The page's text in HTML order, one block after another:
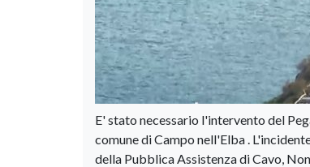
E' stato necessario l'intervento del
comune di Campo nell'Elba .
della Pubblica Assistenza di Cavo,